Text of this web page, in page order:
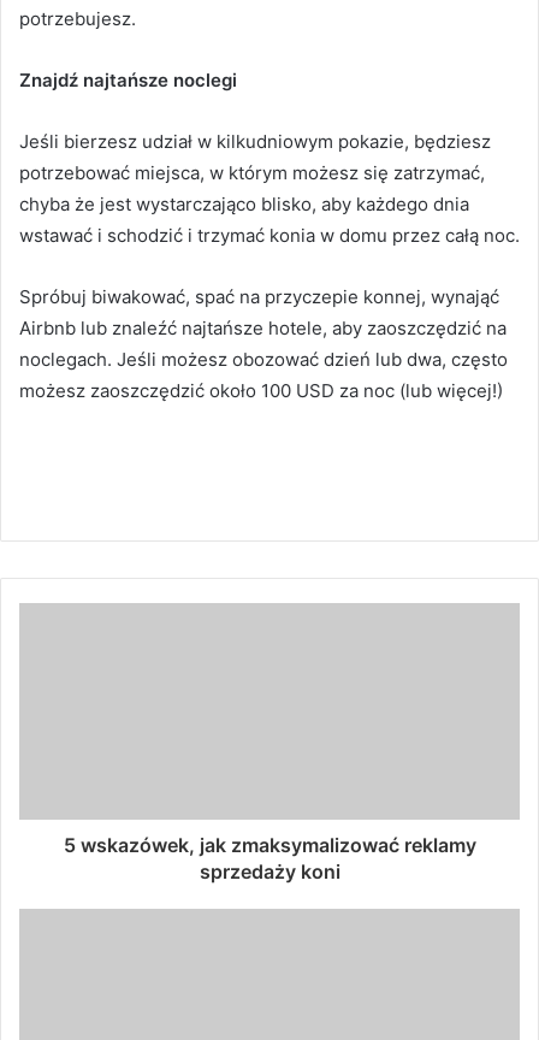
potrzebujesz.
Znajdź najtańsze noclegi
Jeśli bierzesz udział w kilkudniowym pokazie, będziesz
potrzebować miejsca, w którym możesz się zatrzymać,
chyba że jest wystarczająco blisko, aby każdego dnia
wstawać i schodzić i trzymać konia w domu przez całą noc.
Spróbuj biwakować, spać na przyczepie konnej, wynająć
Airbnb lub znaleźć najtańsze hotele, aby zaoszczędzić na
noclegach. Jeśli możesz obozować dzień lub dwa, często
możesz zaoszczędzić około 100 USD za noc (lub więcej!)
5 wskazówek, jak zmaksymalizować reklamy
sprzedaży koni